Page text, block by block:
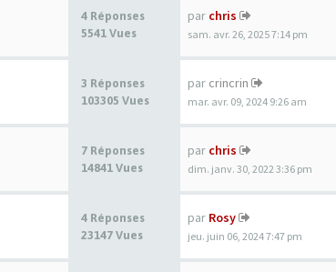
4 Réponses
5541 Vues
par chris
sam. avr. 26, 2025 7:14 pm
3 Réponses
103305 Vues
par crincrin
mar. avr. 09, 2024 9:26 am
7 Réponses
14841 Vues
par chris
dim. janv. 30, 2022 3:36 pm
4 Réponses
23147 Vues
par Rosy
jeu. juin 06, 2024 7:47 pm